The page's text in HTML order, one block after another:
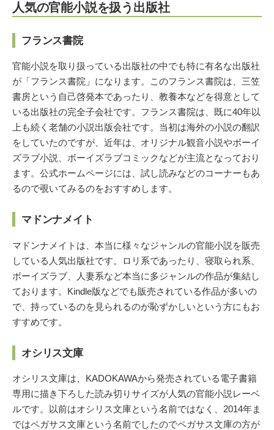
人気の官能小説を扱う出版社
フランス書院
官能小説を取り扱っている出版社の中でも特に有名な出版社
が「フランス書院」になります。このフランス書院は、三笠
書房という自己啓発本であったり、教養本などを得意として
いる出版社の完全子会社です。フランス書院は、既に40年以
上も続く老舗の小説出版会社です。当初は海外の小説の翻訳
をしていたのですが、近年は、オリジナル観音小説やボーイ
ズラブ小説、ボーイズラブコミックなどが主流となっており
ます。公式ホームページには、試し読みなどのコーナーもあ
るので覗いてみるのをおすすめします。
マドンナメイト
マドンナメイトは、本当に様々なジャンルの官能小説を販売
している人気出版社です。ロリ系であったり、寝取られ系、
ボーイズラブ、人妻系など本当に多ジャンルの作品が集結し
ております。Kindle版などでも販売されている作品が多いの
で、持っているのを見られるのが恥ずかしいという方にもお
すすめです。
オシリス文庫
オシリス文庫は、KADOKAWAから発売されている電子書籍
専用に描き下ろした読み切りサイズが人気の官能小説レーベ
ルです。以前はオシリス文庫という名前ではなく、2014年ま
ではペガサス文庫という名前でしたのでペガサス文庫の方が